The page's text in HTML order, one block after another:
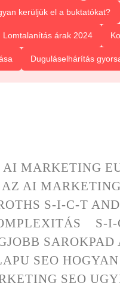
kerüljük el a buktatókat?
Lomtalanítás árak 2024
Duguláselhárítás
AI MARKETING
AZ AI
S-I-C-T
S-I-
SEO
SEO